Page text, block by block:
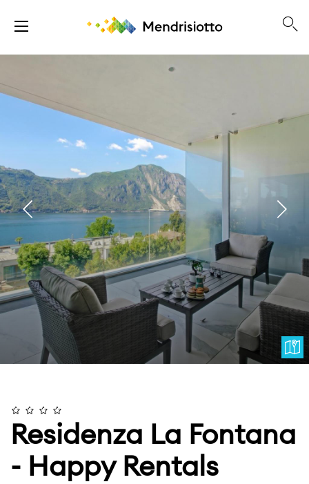
Residenza La Fontana
- Happy Rentals